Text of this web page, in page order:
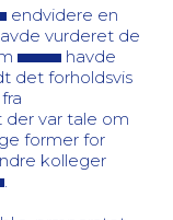
endvidere en
vurderet de
havde
det forholdsvis
var tale om
former for
kolleger